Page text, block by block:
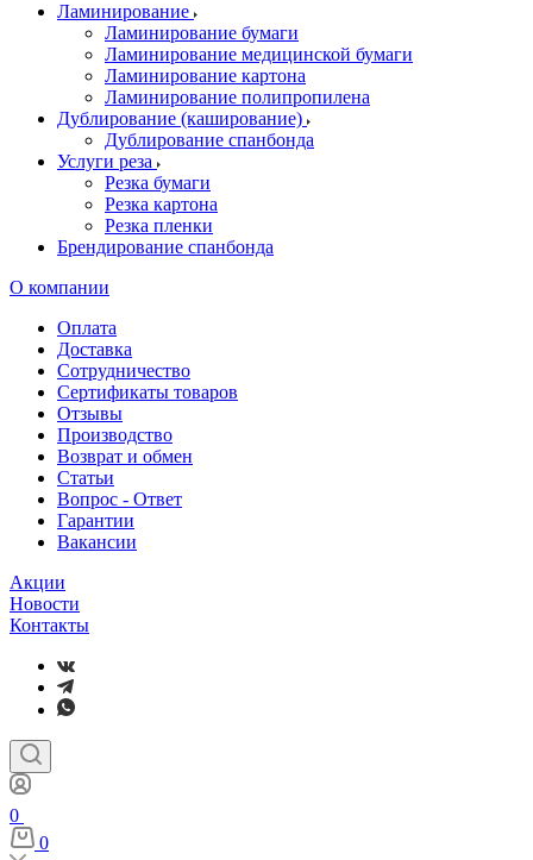
Ламинирование
Ламинирование бумаги
Ламинирование медицинской бумаги
Ламинирование картона
Ламинирование полипропилена
Дублирование (каширование)
Дублирование спанбонда
Услуги реза
Резка бумаги
Резка картона
Резка пленки
Брендирование спанбонда
О компании
Оплата
Доставка
Сотрудничество
Сертификаты товаров
Отзывы
Производство
Возврат и обмен
Статьи
Вопрос - Ответ
Гарантии
Вакансии
Акции
Новости
Контакты
0
0